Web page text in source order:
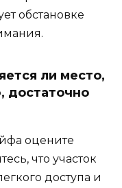
обстановке
ли место,
достаточно
оцените
что участок
доступа и